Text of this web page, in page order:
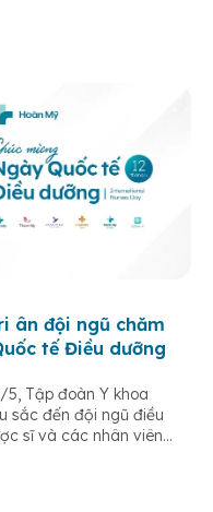
ân đội ngũ chăm
tế Điều dưỡng
Tập đoàn Y khoa
sắc đến đội ngũ điều
sĩ và các nhân viên